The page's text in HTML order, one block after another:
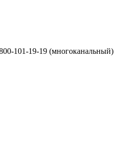
101-19-19 (многоканальный)